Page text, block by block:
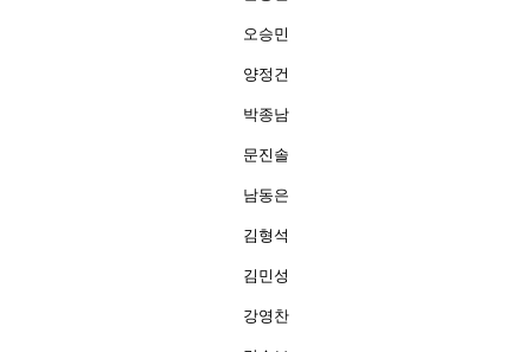
오승민
양정건
박종남
문진솔
남동은
김형석
김민성
강영찬